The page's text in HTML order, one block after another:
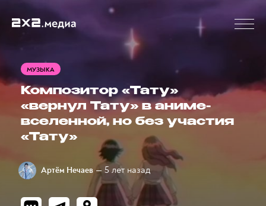
МУЗЫКА
Композитор «Тату»
«вернул Тату» в аниме-
вселенной, но без участия
«Тату»
Артём Нечаев — 5 лет назад